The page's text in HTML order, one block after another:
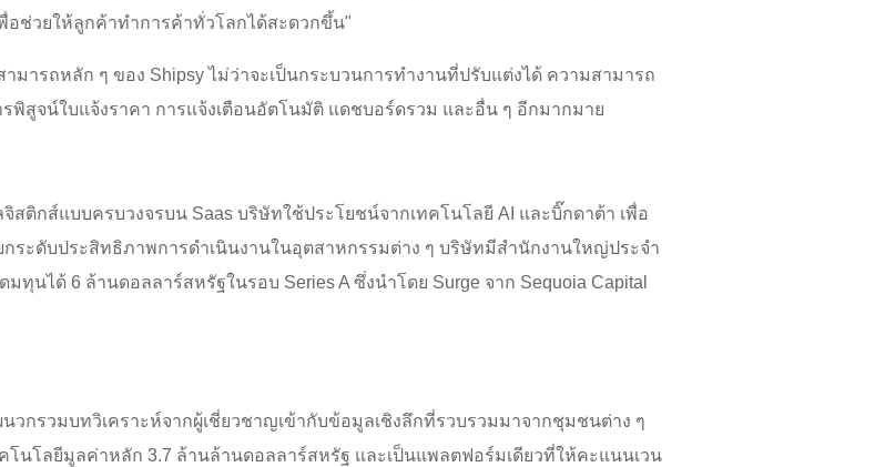
อช่วยให้ลูกค้าทำการค้าทั่วโลกได้สะดวกขึ้น"
มารถหลัก ๆ ของ Shipsy ไม่ว่าจะเป็นกระบวนการทำงานที่ปรับแต่งได้ ความสามารถ
พิสูจน์ใบแจ้งราคา การแจ้งเตือนอัตโนมัติ แดชบอร์ดรวม และอื่น ๆ อีกมากมาย
ติกส์แบบครบวงจรบน Saas บริษัทใช้ประโยชน์จากเทคโนโลยี AI และบิ๊กดาต้า เพื่อ
ระดับประสิทธิภาพการดำเนินงานในอุตสาหกรรมต่าง ๆ บริษัทมีสำนักงานใหญ่ประจำ
นได้ 6 ล้านดอลลาร์สหรัฐในรอบ Series A ซึ่งนำโดย Surge จาก Sequoia Capital
นวกรวมบทวิเคราะห์จากผู้เชี่ยวชาญเข้ากับข้อมูลเชิงลึกที่รวบรวมมาจากชุมชนต่าง ๆ
นโลยีมูลค่าหลัก 3.7 ล้านล้านดอลลาร์สหรัฐ และเป็นแพลตฟอร์มเดียวที่ให้คะแนนเวน